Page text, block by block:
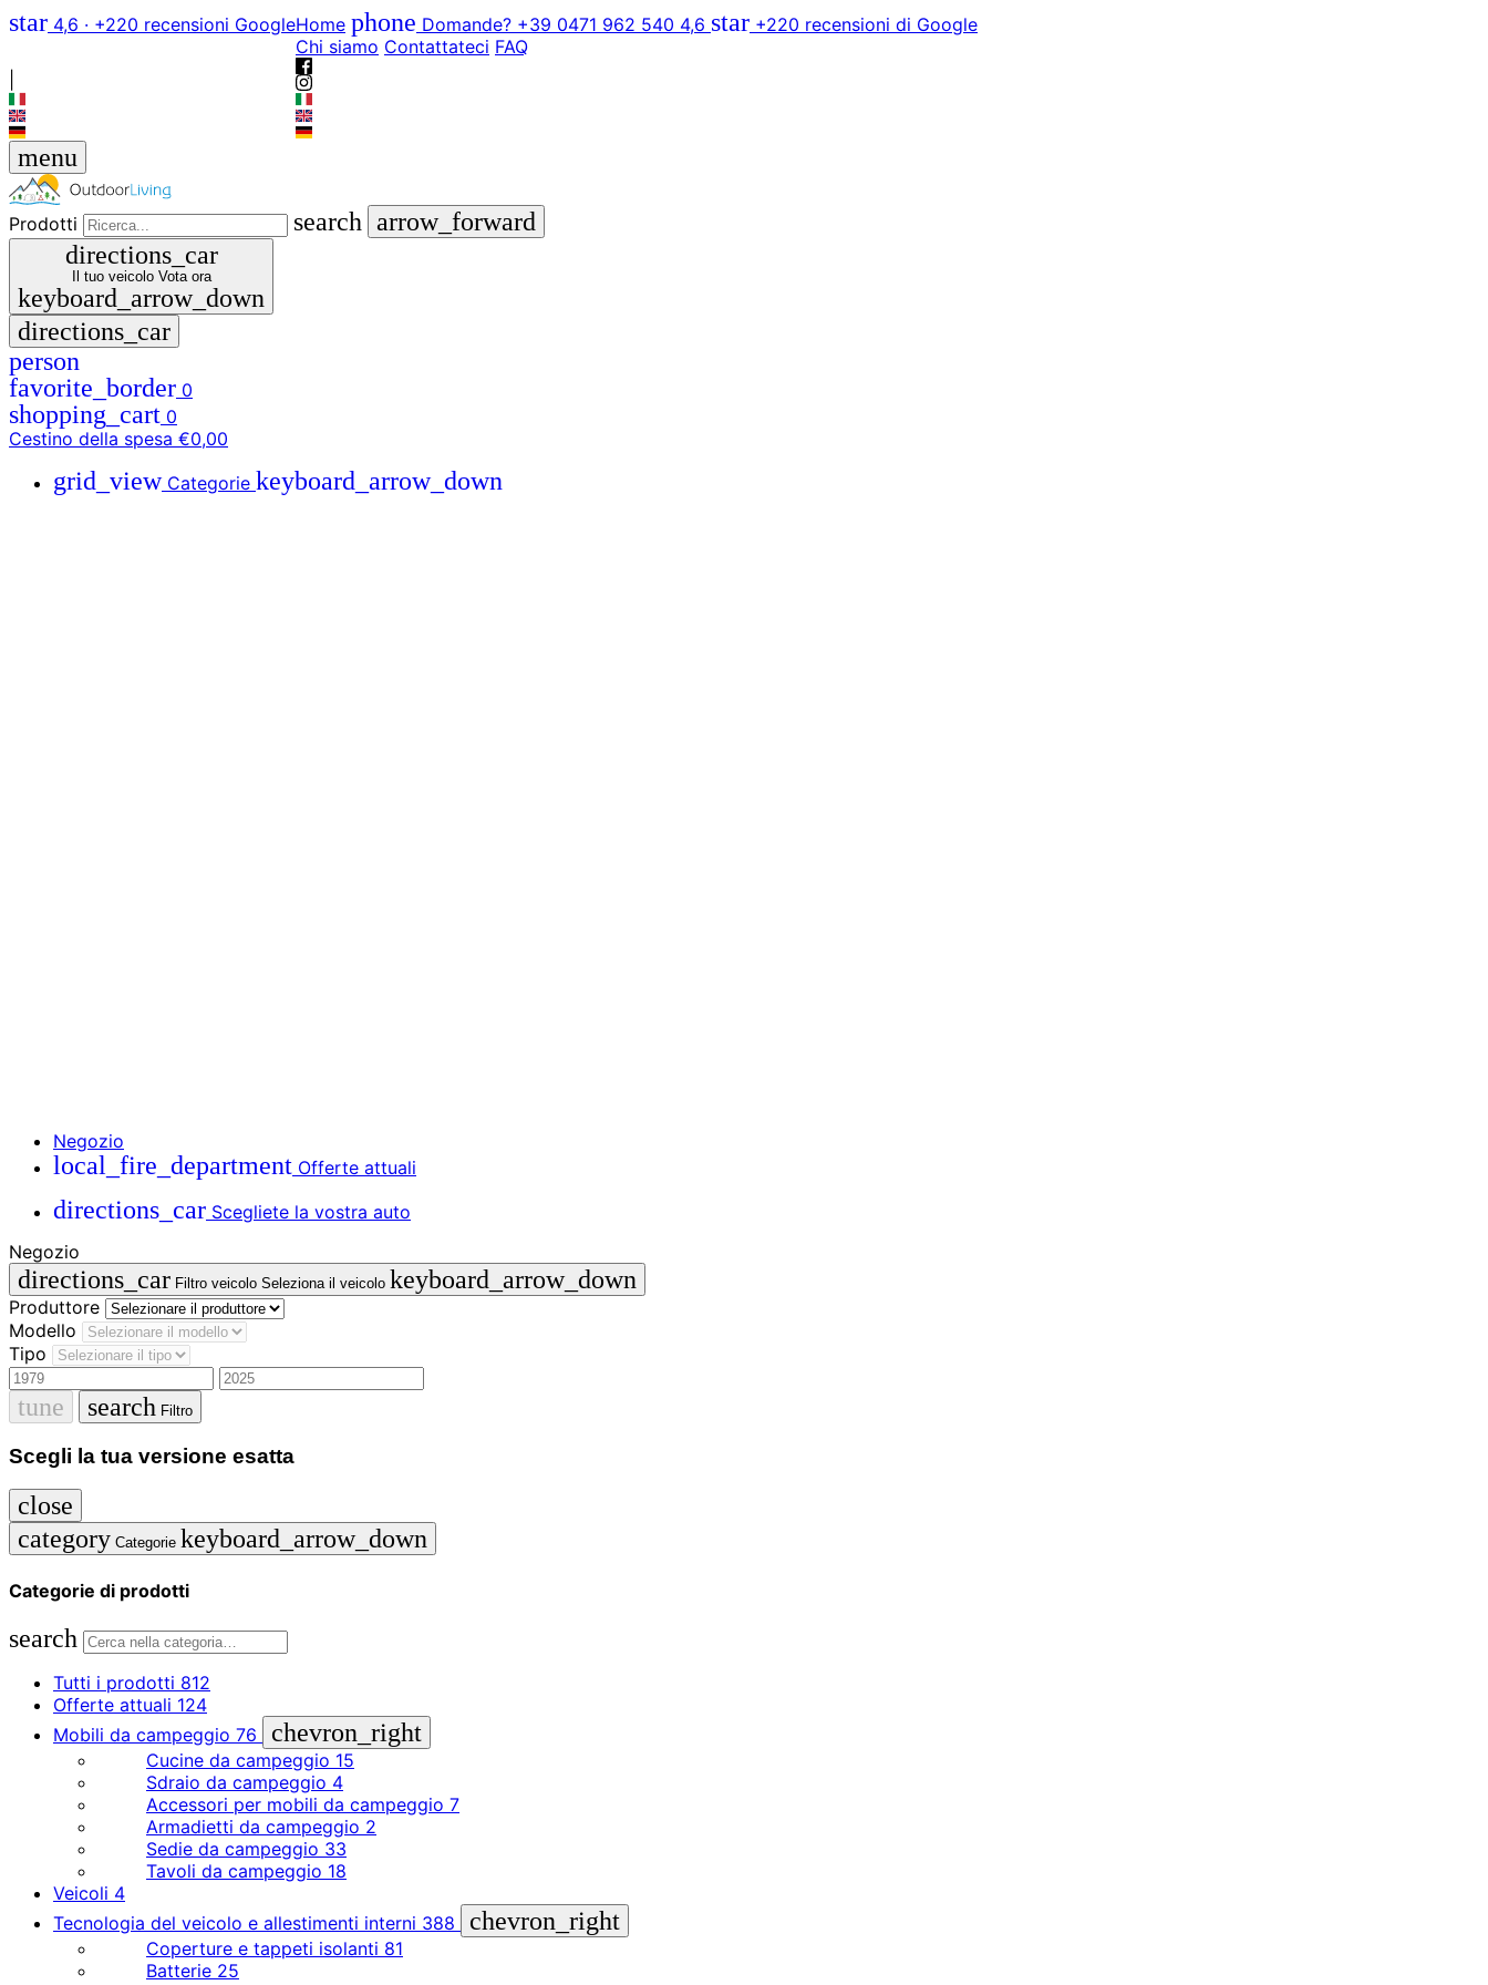
star 4,6 · +220 recensioni GoogleHome phone Domande? +39 0471 962 540 4,6 star +220 recensioni di Google
Chi siamo Contattateci FAQ
menu
Prodotti search arrow_forward
directions_car
Il tuo veicolo Vota ora
keyboard_arrow_down
directions_car
person
favorite_border 0
shopping_cart 0
Cestino della spesa €0,00
grid_viewCategorie keyboard_arrow_down
Negozio
local_fire_department Offerte attuali
directions_car Scegliete la vostra auto
Negozio
directions_car Filtro veicolo Seleziona il veicolo keyboard_arrow_down
Produttore
Modello
Tipo
tune search Filtro
Scegli la tua versione esatta
close
category Categorie keyboard_arrow_down
Categorie di prodotti
search
Tutti i prodotti 812
Offerte attuali 124
Mobili da campeggio 76 chevron_right
Cucine da campeggio 15
Sdraio da campeggio 4
Accessori per mobili da campeggio 7
Armadietti da campeggio 2
Sedie da campeggio 33
Tavoli da campeggio 18
Veicoli 4
Tecnologia del veicolo e allestimenti interni 388 chevron_right
Coperture e tappeti isolanti 81
Batterie 25